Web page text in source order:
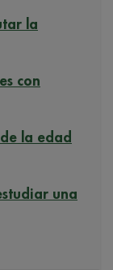
la
con
la edad
una